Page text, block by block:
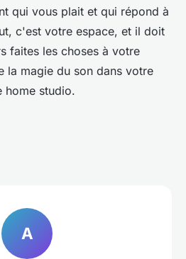
qui vous plait et qui répond à
c'est votre espace, et il doit
faites les choses à votre
la magie du son dans votre
home studio.
A